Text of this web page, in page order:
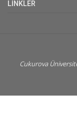
LİNKLER
Cukurova